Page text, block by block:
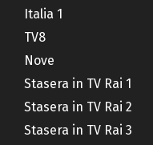
Italia 1
TV8
Nove
Stasera in TV Rai 1
Stasera in TV Rai 2
Stasera in TV Rai 3